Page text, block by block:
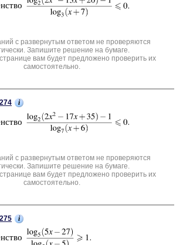
с развернутым ответом не проверяются
Запишите решение на бумаге.
вам будет предложено проверить их
самостоятельно.
i
с развернутым ответом не проверяются
Запишите решение на бумаге.
вам будет предложено проверить их
самостоятельно.
i